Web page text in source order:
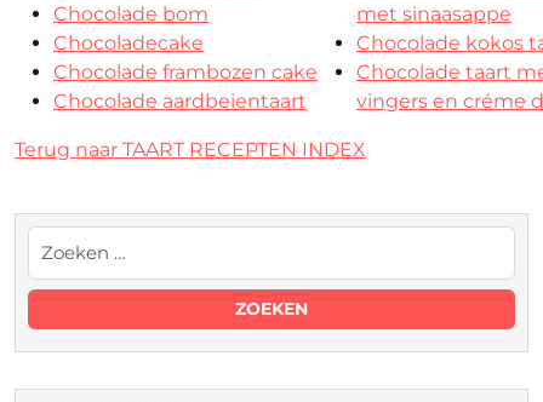
Chocolade bom
Chocoladecake
Chocolade frambozen cake
Chocolade aardbeientaart
met sinaasappe
Chocolade kokos
Chocolade taart
vingers en créme
Terug naar TAART RECEPTEN INDEX